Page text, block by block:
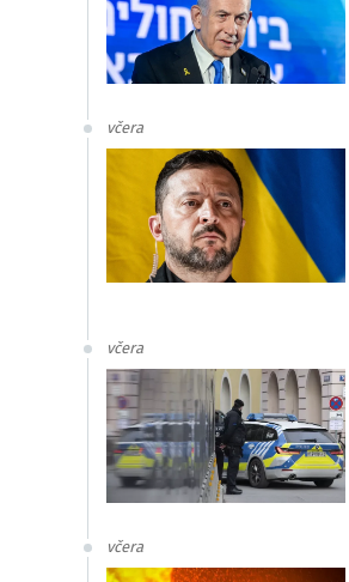
včera
včera
včera